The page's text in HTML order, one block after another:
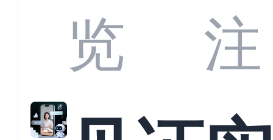
商深度
览
注